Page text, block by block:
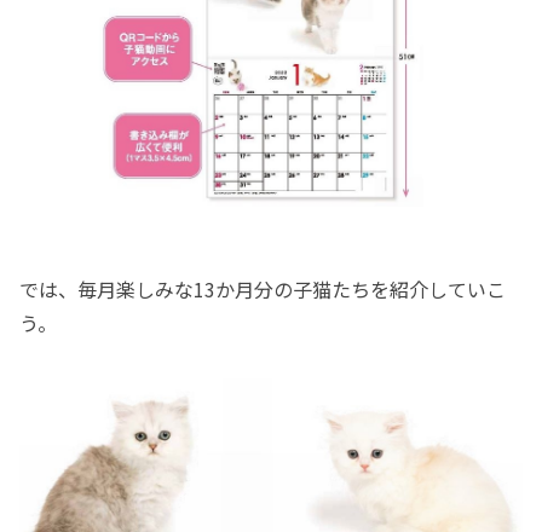
では、毎月楽しみな13か月分の子猫たちを紹介していこ
う。